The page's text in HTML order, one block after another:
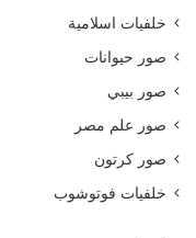
خلفيات اسلامية
صور حيوانات
صور بيبي
صور علم مصر
صور كرتون
خلفيات فوتوشوب